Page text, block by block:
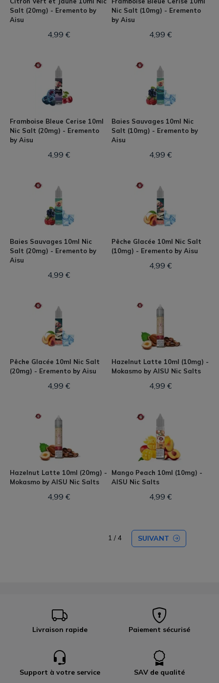
Salt (20mg) - Eremento by
Aisu
4,99 €
Nic Salt (10mg) - Eremento
by Aisu
4,99 €
Framboise Bleue Cerise 10ml
Nic Salt (20mg) - Eremento
by Aisu
4,99 €
Baies Sauvages 10ml Nic
Salt (10mg) - Eremento by
Aisu
4,99 €
Baies Sauvages 10ml Nic
Salt (20mg) - Eremento by
Aisu
4,99 €
Pêche Glacée 10ml Nic Salt
(10mg) - Eremento by Aisu
4,99 €
Pêche Glacée 10ml Nic Salt
(20mg) - Eremento by Aisu
4,99 €
Hazelnut Latte 10ml (10mg) -
Mokasmo by AISU Nic Salts
4,99 €
Hazelnut Latte 10ml (20mg) -
Mokasmo by AISU Nic Salts
4,99 €
Mango Peach 10ml (10mg) -
AISU Nic Salts
4,99 €
1 / 4 SUIVANT
Livraison rapide Paiement sécurisé
Support à votre service SAV de qualité